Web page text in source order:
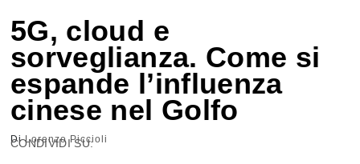
5G, cloud e
sorveglianza. Come si
espande l’influenza
cinese nel Golfo
DiLorenzo Piccioli
CONDIVIDI SU: